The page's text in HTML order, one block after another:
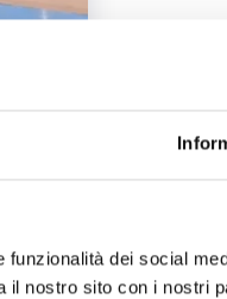
dei social
nostro sito con i nostri
5